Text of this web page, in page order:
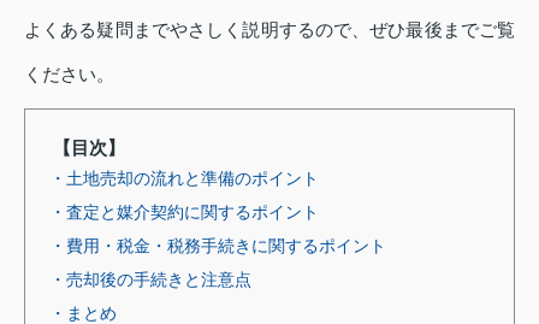
よくある疑問までやさしく説明するので、ぜひ最後までご覧
ください。
【目次】
・土地売却の流れと準備のポイント
・査定と媒介契約に関するポイント
・費用・税金・税務手続きに関するポイント
・売却後の手続きと注意点
・まとめ